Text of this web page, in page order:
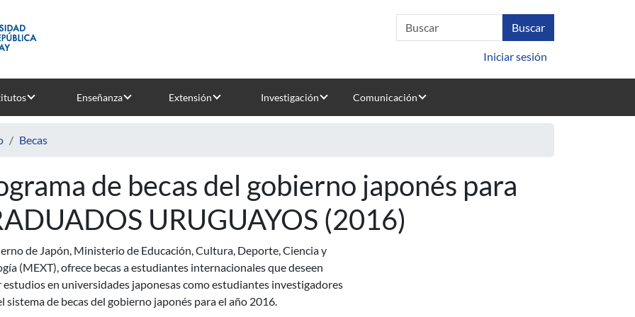
Iniciar sesión
Enseñanza Extensión Investigación Comunicación
Becas
de becas del gobierno japonés para
URUGUAYOS (2016)
de Japón, Ministerio de Educación, Cultura, Deporte, Ciencia y
(MEXT), ofrece becas a estudiantes internacionales que deseen
estudios en universidades japonesas como estudiantes investigadores
sistema de becas del gobierno japonés para el año 2016.